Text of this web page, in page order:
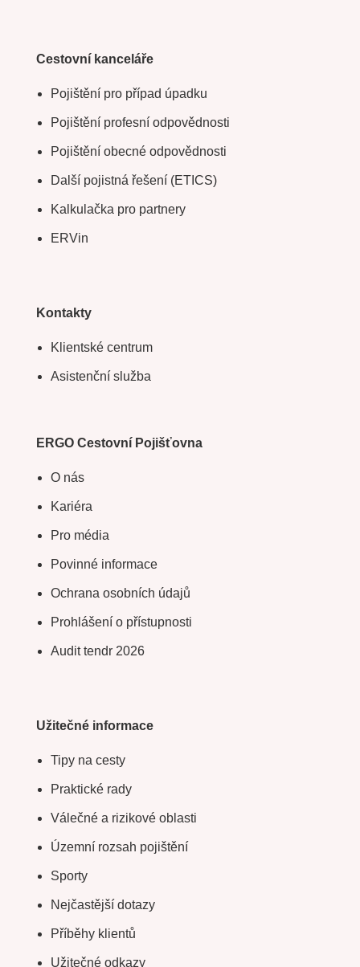
Cestovní kanceláře
Pojištění pro případ úpadku
Pojištění profesní odpovědnosti
Pojištění obecné odpovědnosti
Další pojistná řešení (ETICS)
Kalkulačka pro partnery
ERVin
Kontakty
Klientské centrum
Asistenční služba
ERGO Cestovní Pojišťovna
O nás
Kariéra
Pro média
Povinné informace
Ochrana osobních údajů
Prohlášení o přístupnosti
Audit tendr 2026
Užitečné informace
Tipy na cesty
Praktické rady
Válečné a rizikové oblasti
Územní rozsah pojištění
Sporty
Nejčastější dotazy
Příběhy klientů
Užitečné odkazy